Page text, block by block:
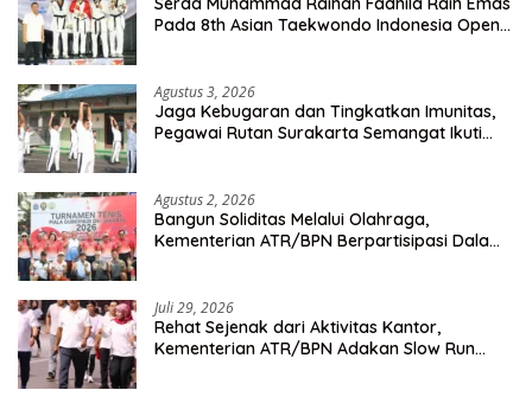
Pada 8th Asian Taekwondo Indonesia Open
Agustus 3, 2026
Jaga Kebugaran dan Tingkatkan Imunitas,
Pegawai Rutan Surakarta Semangat Ikuti
Agustus 2, 2026
Bangun Soliditas Melalui Olahraga,
Kementerian ATR/BPN Berpartisipasi Dalam
Juli 29, 2026
Rehat Sejenak dari Aktivitas Kantor,
Kementerian ATR/BPN Adakan Slow Run